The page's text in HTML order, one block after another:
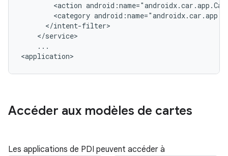
<action
<category
...
Accéder aux modèles de cartes
Les applications de PDI peuvent accéder à